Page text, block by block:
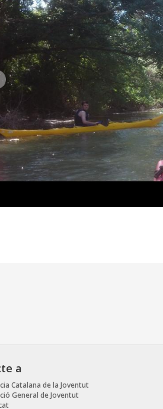
a
Catalana de la Joventut
General de Joventut